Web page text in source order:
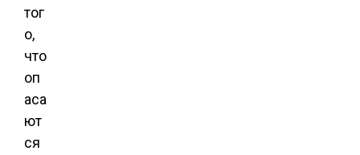
тог
о,
что
оп
аса
ют
ся